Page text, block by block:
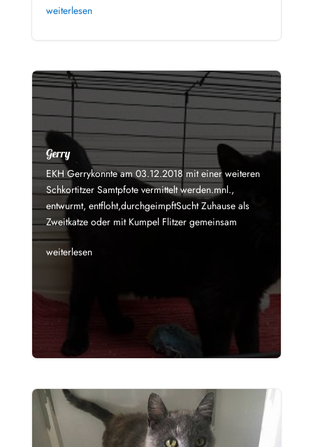
weiterlesen
Gerry
EKH Gerrykonnte am 03.12.2018 mit einer weiteren
Schkortitzer Samtpfote vermittelt werden.mnl.,
entwurmt, entfloht,durchgeimpftSucht Zuhause als
Zweitkatze oder mit Kumpel Flitzer gemeinsam
weiterlesen